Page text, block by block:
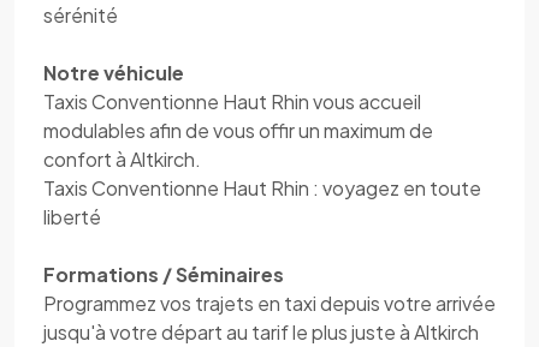
sérénité
Notre véhicule
Taxis Conventionne Haut Rhin vous accueil
modulables afin de vous offir un maximum de
confort à Altkirch.
Taxis Conventionne Haut Rhin : voyagez en toute
liberté
Formations / Séminaires
Programmez vos trajets en taxi depuis votre arrivée
jusqu'à votre départ au tarif le plus juste à Altkirch